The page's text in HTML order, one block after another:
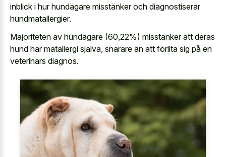
inblick i hur hundägare misstänker och diagnostiserar
hundmatallergier.
Majoriteten av hundägare (60,22%) misstänker att deras
hund har matallergi själva, snarare än att förlita sig på en
veterinärs diagnos.